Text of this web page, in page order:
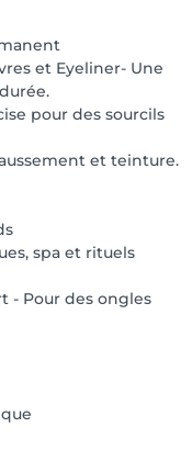
et Eyeliner- Une
pour des sourcils
et teinture.
spa et rituels
- Pour des ongles